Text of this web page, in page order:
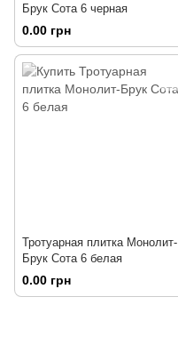
Брук Сота 6 черная
0.00 грн
Тротуарная плитка Монолит-
Брук Сота 6 белая
0.00 грн